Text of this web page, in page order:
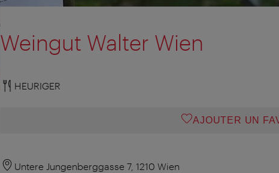
Weingut Walter Wien
HEURIGER
AJOUTER UN
Untere Jungenberggasse 7, 1210 Wien